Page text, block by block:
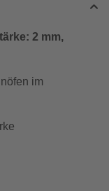
2 mm,
im